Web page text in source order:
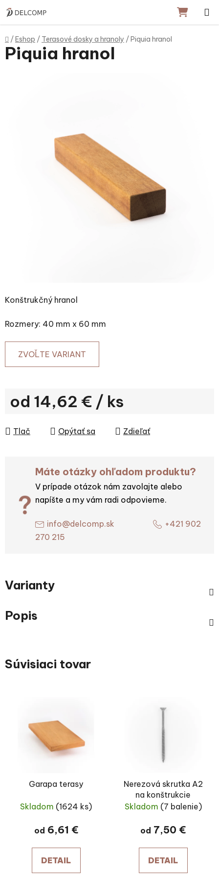
Domov
/Eshop / Terasové dosky a hranoly /Piquia hranol
Konštrukčný hranol
Rozmery: 40 mm x 60 mm
ZVOĽTE VARIANT
od 14,62 € / ks
Tlač
Opýtať sa Zdieľať
Máte otázky ohľadom produktu?
V prípade otázok nám zavolajte alebo
napíšte a my vám radi odpovieme.
info@delcomp.sk
+421 902
270 215
Piquia hranol
Varianty
Popis
Súvisiaci tovar
Garapa terasy
Skladom (1624 ks)
od 6,61 €
DETAIL
Nerezová skrutka A2
na konštrukcie
Skladom (7 balenie)
od 7,50 €
DETAIL